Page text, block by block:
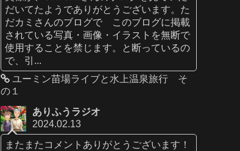
だいてたようでありがとうございます。た
だカミさんのブログで このブログに掲載
されている写真・画像・イラストを無断で
使用することを禁じます。と断っているの
で、引...
ユーミン苗場ライブと水上温泉旅行 そ
の１
ありふうラジオ
2024.02.13
またまたコメントありがとうございます！